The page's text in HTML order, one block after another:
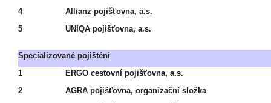
4
Allianz pojišťovna, a.s.
5
UNIQA pojišťovna, a.s.
Specializované pojištění
1
ERGO cestovní pojišťovna, a.s.
2
AGRA pojišťovna, organizační složka